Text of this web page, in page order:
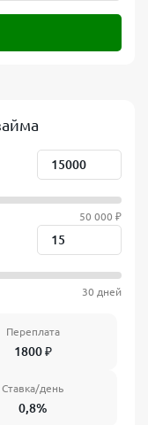
50 000 ₽
30 дней
Переплата
1800₽
Ставка/день
0,8%